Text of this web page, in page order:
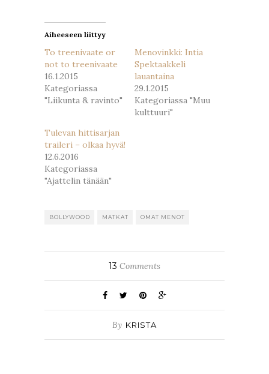
Aiheeseen liittyy
To treenivaate or
not to treenivaate
16.1.2015
Kategoriassa
"Liikunta & ravinto"
Menovinkki: Intia
Spektaakkeli
lauantaina
29.1.2015
Kategoriassa "Muu
kulttuuri"
Tulevan hittisarjan
traileri – olkaa hyvä!
12.6.2016
Kategoriassa
"Ajattelin tänään"
BOLLYWOOD MATKAT OMAT MENOT
13 Comments
By KRISTA